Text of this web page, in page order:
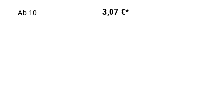
Ab 10 3,07 €*